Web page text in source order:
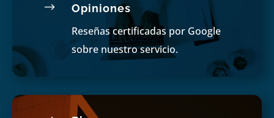
$ Opiniones
Reseñas certificadas por Google
sobre nuestro servicio.